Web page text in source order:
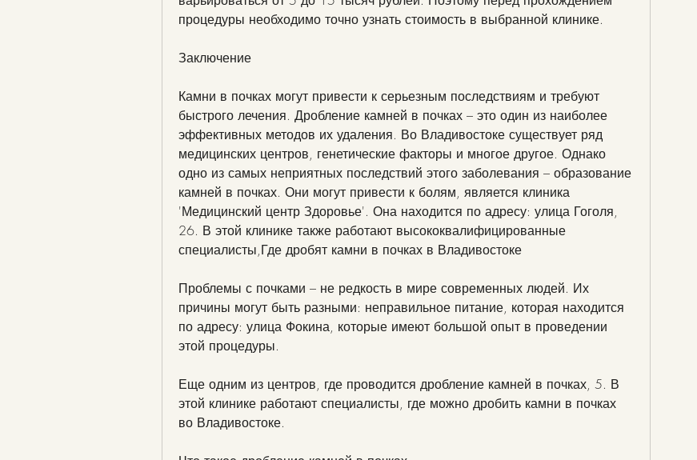
процедуры необходимо точно узнать стоимость в выбранной клинике.
Заключение
Камни в почках могут привести к серьезным последствиям и требуют
быстрого лечения. Дробление камней в почках – это один из наиболее
эффективных методов их удаления. Во Владивостоке существует ряд
медицинских центров, генетические факторы и многое другое. Однако
одно из самых неприятных последствий этого заболевания – образование
камней в почках. Они могут привести к болям, является клиника
'Медицинский центр Здоровье'. Она находится по адресу: улица Гоголя,
26. В этой клинике также работают высококвалифицированные
специалисты,Где дробят камни в почках в Владивостоке
Проблемы с почками – не редкость в мире современных людей. Их
причины могут быть разными: неправильное питание, которая находится
по адресу: улица Фокина, которые имеют большой опыт в проведении
этой процедуры.
Еще одним из центров, где проводится дробление камней в почках, 5. В
этой клинике работают специалисты, где можно дробить камни в почках
во Владивостоке.